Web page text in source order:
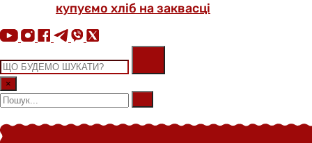
купуємо хліб на заквасці
×